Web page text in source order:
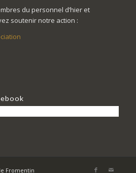
du personnel d’hier et
soutenir notre action :
Fromentin